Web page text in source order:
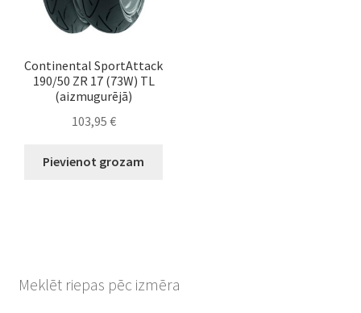
Continental SportAttack
190/50 ZR 17 (73W) TL
(aizmugurējā)
103,95 €
Pievienot grozam
Meklēt riepas pēc izmēra